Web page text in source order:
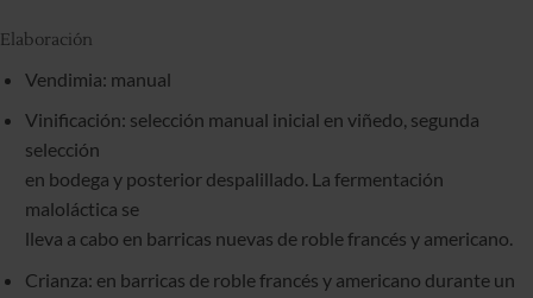
Elaboración
Vendimia: manual
Vinificación: selección manual inicial en viñedo, segunda
selección
en bodega y posterior despalillado. La fermentación
maloláctica se
lleva a cabo en barricas nuevas de roble francés y americano.
Crianza: en barricas de roble francés y americano durante un